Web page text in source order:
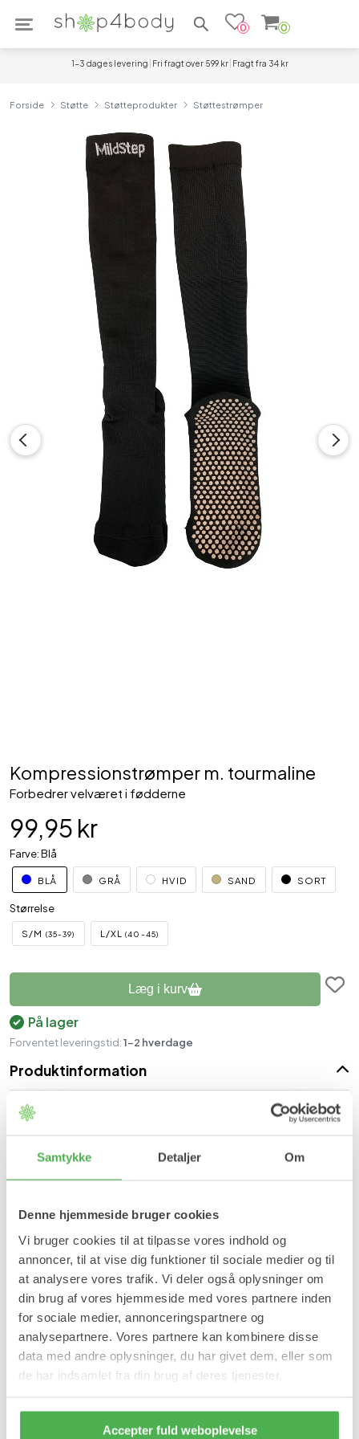
Samtykke Detaljer Om
Denne hjemmeside bruger cookies
Vi bruger cookies til at tilpasse vores indhold og
annoncer, til at vise dig funktioner til sociale medier og til
at analysere vores trafik. Vi deler også oplysninger om
din brug af vores hjemmeside med vores partnere inden
for sociale medier, annonceringspartnere og
analysepartnere. Vores partnere kan kombinere disse
data med andre oplysninger, du har givet dem, eller som
de har indsamlet fra din brug af deres tjenester.
Accepter fuld weboplevelse
Søg efter produkter
0 0
1-3 dages levering Fri fragt over 599 kr Fragt fra 34 kr
Forside Støtte Støtteprodukter Støttestrømper
Kompressionstrømper m. tourmaline
Forbedrer velværet i fødderne
99,95 kr
Farve: Blå
BLÅ GRÅ HVID SAND SORT
Størrelse
S/M (35-39) L/XL(40-45)
Læg i kurv
På lager
Forventet leveringstid:1-2 hverdage
Produktinformation
fødderne, da magnetfibrene aktiverer kroppens molekyler, og
derved fremmer restitutionen i fødderne. Helsesokkerne
mikrocirkulationen i foden fremmes.
Fordele:
Åndbare.
Komfortable.
Anti-bakterielle.
Øger blodgennemstrømningen.
Tekstil med indvævet infrarøde magneter, der forbedrer
fodens sundhed.
Anti-slip belægning.
frigiver 88% infrarøde anioner pr. kubikcentimeter.
20-25 mmhg.